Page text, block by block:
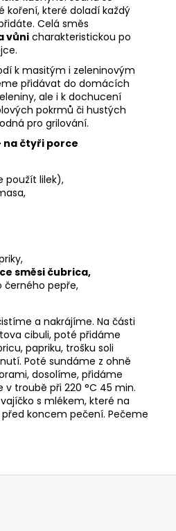
koření, které doladí každý
Celá směs
vůni charakteristickou po
k masitým i zeleninovým
přidávat do domácích
ale i k dochucení
pokrmů či hustých
pro grilování.
na čtyři porce
použít lilek),
směsi čubrica,
černého pepře,
a nakrájíme. Na části
cibuli, poté přidáme
papriku, trošku soli
Poté sundáme z ohně
dosolíme, přidáme
troubě při 220 °C 45 min.
s mlékem, které na
koncem pečení. Pečeme